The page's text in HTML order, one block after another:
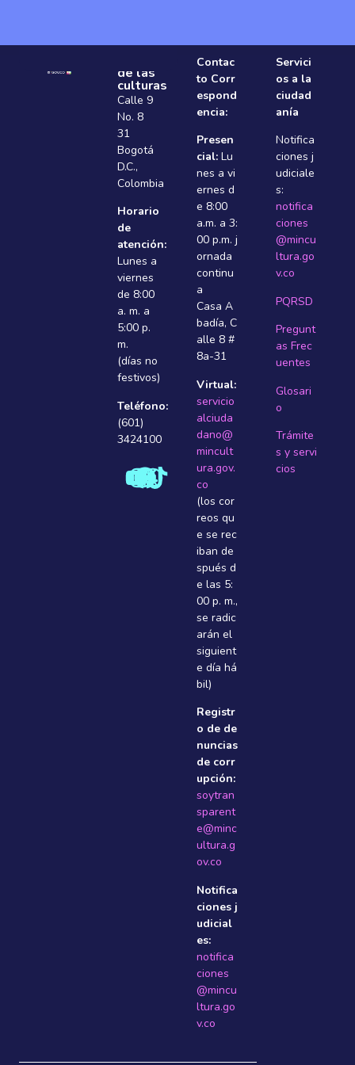
de las
culturas
Calle 9
No. 8
31
Bogotá
D.C.,
Colombia
Horario
de
atención:
Lunes a
viernes
de 8:00
a. m. a
5:00 p.
m.
(días no
festivos)
Teléfono:
(601)
3424100
Contac
to Corr
espond
encia:
Presen
cial: Lu
nes a vi
ernes d
e 8:00
a.m. a 3:
00 p.m. j
ornada
continu
a
Casa A
badí­a, C
alle 8 #
8a-31
Virtual:
servicio
alciuda
dano@
mincult
ura.gov.
co
(los cor
reos qu
e se rec
iban de
spués d
e las 5:
00 p. m.,
se radic
arán el
siguient
e dí­a há
bil)
Registr
o de de
nuncias
de corr
upción:
soytran
sparent
e@minc
ultura.g
ov.co
Notifica
ciones j
udicial
es:
notifica
ciones
@mincu
ltura.go
v.co
Servici
os a la
ciudad
anía
Notifica
ciones j
udiciale
s:
notifica
ciones
@mincu
ltura.go
v.co
PQRSD
Pregunt
as Frec
uentes
Glosari
o
Trámite
s y servi
cios